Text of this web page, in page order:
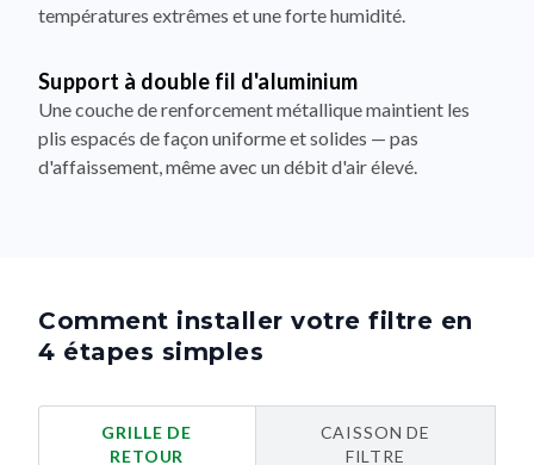
températures extrêmes et une forte humidité.
Support à double fil d'aluminium
Une couche de renforcement métallique maintient les
plis espacés de façon uniforme et solides — pas
d'affaissement, même avec un débit d'air élevé.
Comment installer votre filtre en
4 étapes simples
GRILLE DE
RETOUR
CAISSON DE
FILTRE